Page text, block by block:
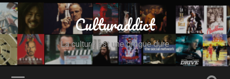
Culturaddict
La culture est une drogue dure